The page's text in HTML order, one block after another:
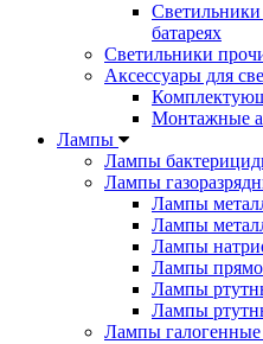
батареях
Светильники
Аксессуары для
Монтажные
Лампы
Лампы
Лампы
Лампы
Лампы
Лампы
Лампы
Лампы
Лампы
Лампы галогенные